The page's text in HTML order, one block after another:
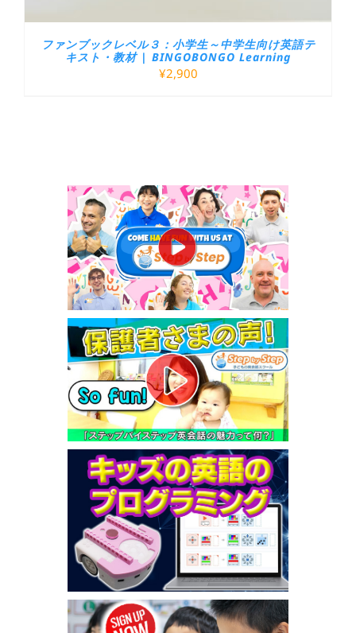
ファンブックレベル３：小学生～中学生向け英語テ
キスト・教材 | BINGOBONGO Learning
¥2,900